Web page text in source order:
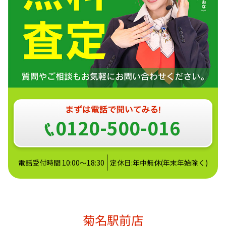
0120-500-016
電話受付時間 10:00～18:30 定休日:年中無休(年末年始除く)
菊名駅前店